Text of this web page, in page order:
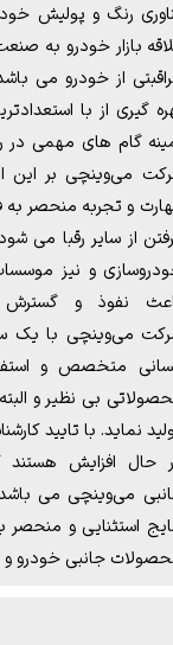
رنگ و پولیش
بازار خودرو به
از خودرو می
گیری از با
گام های مهمی در
می‌وینچی بر این
و تجربه منحصر
از سایر رقبا می‌
و نیز
نفوذ و گسترش
می‌وینچی با یک
متخصص و
بی نظیر و
نماید. با تایید
حال افزایش هستند
می‌وینچی می
استثنایی و منحصر
جانبی خودرو و